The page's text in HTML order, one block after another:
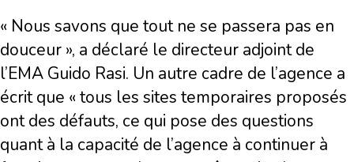
« Nous savons que tout ne se passera pas en
douceur », a déclaré le directeur adjoint de
l’EMA Guido Rasi. Un autre cadre de l’agence a
écrit que « tous les sites temporaires proposés
ont des défauts, ce qui pose des questions
quant à la capacité de l’agence à continuer à